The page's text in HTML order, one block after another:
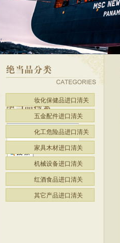
红酒食品进口清关
妆化保健品进口清关
五金配件进口清关
化工危险品进口清关
家具木材进口清关
机械设备进口清关
红酒食品进口清关
其它产品进口清关